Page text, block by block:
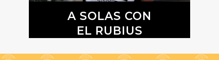
A SOLAS CON
EL RUBIUS